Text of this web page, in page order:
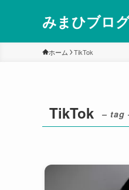
みまひブロ
ホーム TikTok
TikTok – tag